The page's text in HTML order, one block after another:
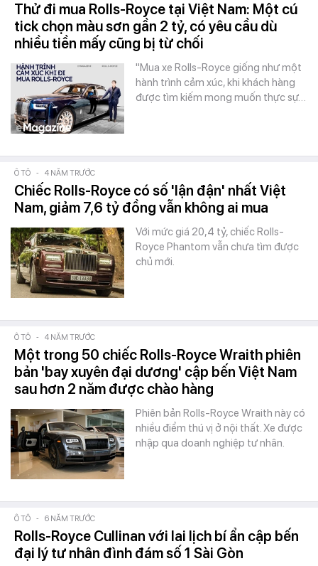
Thử đi mua Rolls-Royce tại Việt Nam: Một cú
tick chọn màu sơn gần 2 tỷ, có yêu cầu dù
nhiều tiền mấy cũng bị từ chối
"Mua xe Rolls-Royce giống như một
hành trình cảm xúc, khi khách hàng
được tìm kiếm mong muốn thực sự…
Ô TÔ - 4 NĂM TRƯỚC
Chiếc Rolls-Royce có số 'lận đận' nhất Việt
Nam, giảm 7,6 tỷ đồng vẫn không ai mua
Với mức giá 20,4 tỷ, chiếc Rolls-
Royce Phantom vẫn chưa tìm được
chủ mới.
Ô TÔ - 4 NĂM TRƯỚC
Một trong 50 chiếc Rolls-Royce Wraith phiên
bản 'bay xuyên đại dương' cập bến Việt Nam
sau hơn 2 năm được chào hàng
Phiên bản Rolls-Royce Wraith này có
nhiều điểm thú vị ở nội thất. Xe được
nhập qua doanh nghiệp tư nhân.
Ô TÔ - 6 NĂM TRƯỚC
Rolls-Royce Cullinan với lai lịch bí ẩn cập bến
đại lý tư nhân đình đám số 1 Sài Gòn